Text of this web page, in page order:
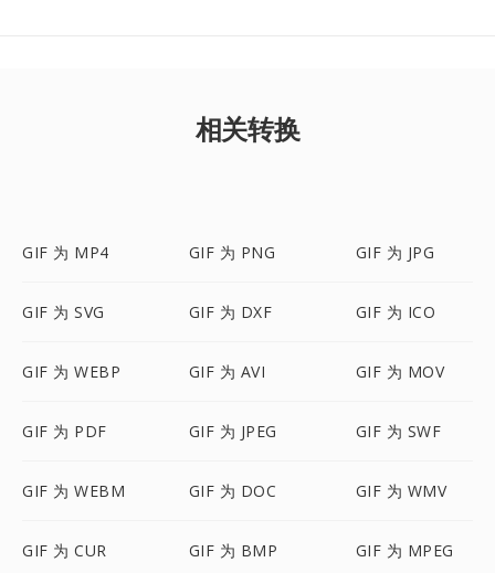
相关转换
GIF 为 MP4 GIF 为 PNG GIF 为 JPG
GIF 为 SVG GIF 为 DXF GIF 为 ICO
GIF 为 WEBP GIF 为 AVI GIF 为 MOV
GIF 为 PDF GIF 为 JPEG GIF 为 SWF
GIF 为 WEBM GIF 为 DOC GIF 为 WMV
GIF 为 CUR GIF 为 BMP GIF 为 MPEG